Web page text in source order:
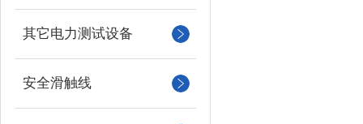
其它电力测试设备
安全滑触线